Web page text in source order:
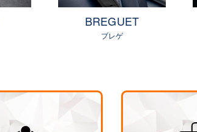
BREGUET
ブレゲ